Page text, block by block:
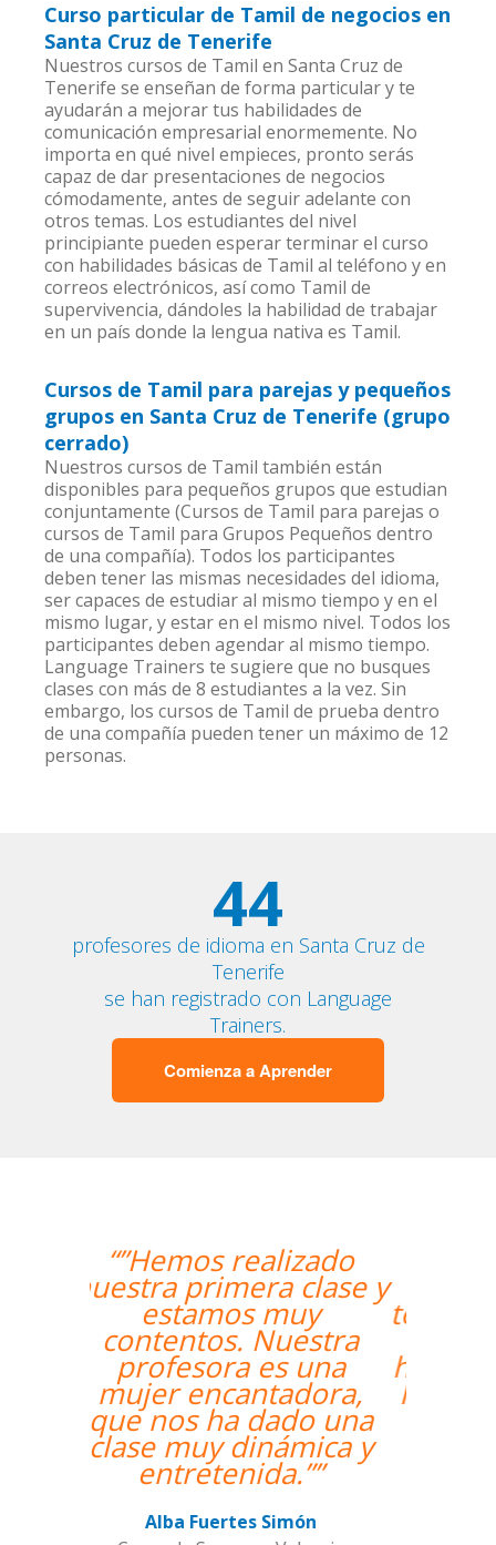
Curso particular de Tamil de negocios en
Santa Cruz de Tenerife
Nuestros cursos de Tamil en Santa Cruz de
Tenerife se enseñan de forma particular y te
ayudarán a mejorar tus habilidades de
comunicación empresarial enormemente. No
importa en qué nivel empieces, pronto serás
capaz de dar presentaciones de negocios
cómodamente, antes de seguir adelante con
otros temas. Los estudiantes del nivel
principiante pueden esperar terminar el curso
con habilidades básicas de Tamil al teléfono y en
correos electrónicos, así como Tamil de
supervivencia, dándoles la habilidad de trabajar
en un país donde la lengua nativa es Tamil.
Cursos de Tamil para parejas y pequeños
grupos en Santa Cruz de Tenerife (grupo
cerrado)
Nuestros cursos de Tamil también están
disponibles para pequeños grupos que estudian
conjuntamente (Cursos de Tamil para parejas o
cursos de Tamil para Grupos Pequeños dentro
de una compañía). Todos los participantes
deben tener las mismas necesidades del idioma,
ser capaces de estudiar al mismo tiempo y en el
mismo lugar, y estar en el mismo nivel. Todos los
participantes deben agendar al mismo tiempo.
Language Trainers te sugiere que no busques
clases con más de 8 estudiantes a la vez. Sin
embargo, los cursos de Tamil de prueba dentro
de una compañía pueden tener un máximo de 12
personas.
44
profesores de idioma en Santa Cruz de
Tenerife
se han registrado con Language
Trainers.
Comienza a Aprender
“”The course is going
well and Eugenia, my
teacher, is fantastic. My
communication skills
have improved greatly.
I'm really enjoying the
lessons!””
Miguel Eufrasio
Groupe GM